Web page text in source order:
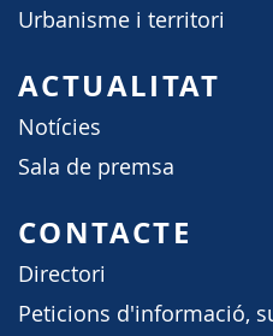
Urbanisme i territori
ACTUALITAT
Notícies
Sala de premsa
CONTACTE
Directori
Peticions d'informació,